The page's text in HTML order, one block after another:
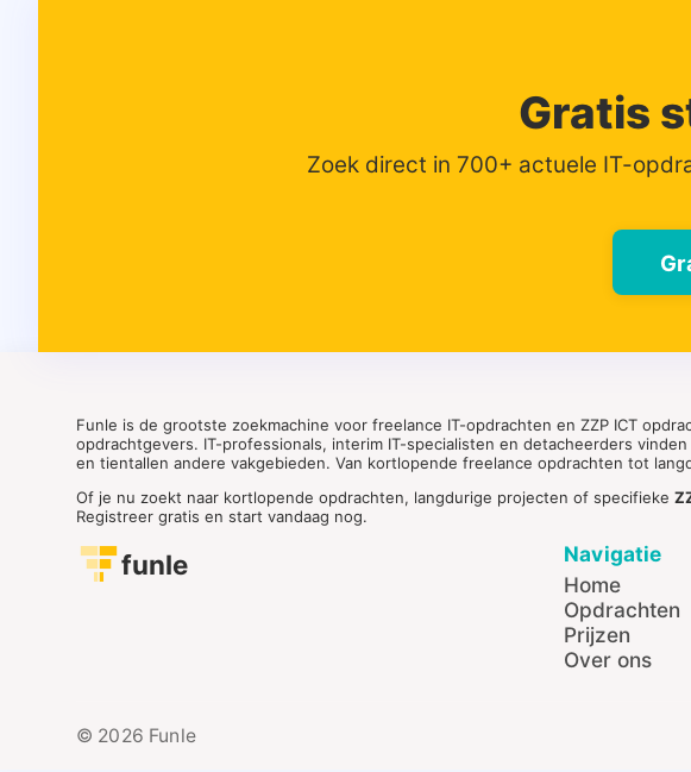
Gratis
Zoek direct in 700+ actuele IT-
Funle is de grootste zoekmachine voor freelance IT-opdrachten en ZZP ICT
opdrachtgevers. IT-professionals, interim IT-specialisten en detacheerders
en tientallen andere vakgebieden. Van kortlopende freelance opdrachten tot
Of je nu zoekt naar kortlopende opdrachten, langdurige projecten of specifieke
Registreer gratis en start vandaag nog.
funle
Navigatie
Home
Opdrachten
Prijzen
Over ons
© 2026 Funle